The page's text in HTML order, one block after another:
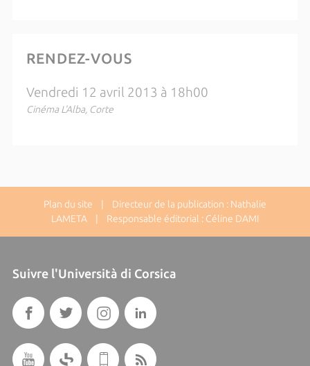
RENDEZ-VOUS
Vendredi 12 avril 2013 à 18h00
Cinéma L'Alba, Corte
Plan du site | Directeur de la publication : Nathalie
LAMETA | Responsable éditorial : Céline DAMI
Suivre l'Università di Corsica